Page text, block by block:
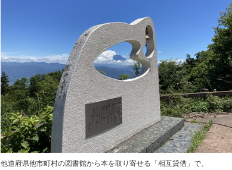
他道府県他市町村の図書館から本を取り寄せる「相互貸借」で、